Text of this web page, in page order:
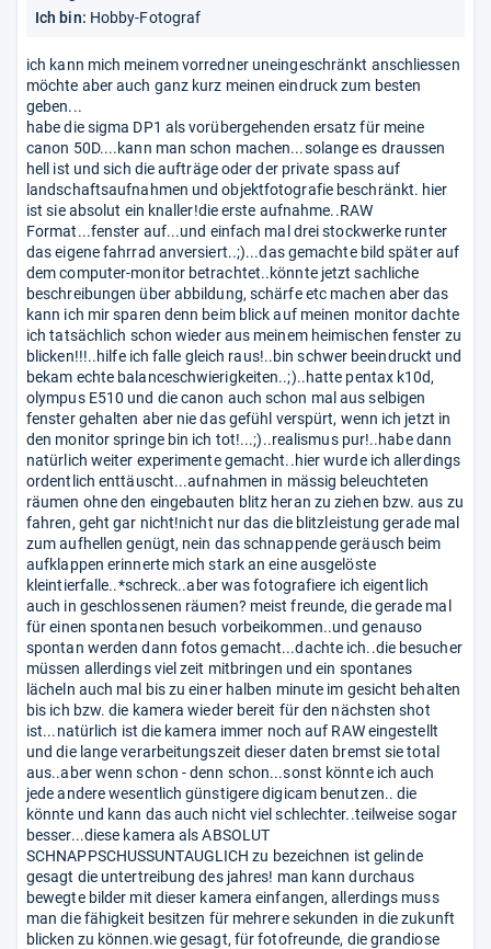
Ich bin: Hobby-Fotograf
ich kann mich meinem vorredner uneingeschränkt anschliessen
möchte aber auch ganz kurz meinen eindruck zum besten
geben...
habe die sigma DP1 als vorübergehenden ersatz für meine
canon 50D....kann man schon machen...solange es draussen
hell ist und sich die aufträge oder der private spass auf
landschaftsaufnahmen und objektfotografie beschränkt. hier
ist sie absolut ein knaller!die erste aufnahme..RAW
Format...fenster auf...und einfach mal drei stockwerke runter
das eigene fahrrad anversiert..;)...das gemachte bild später auf
dem computer-monitor betrachtet..könnte jetzt sachliche
beschreibungen über abbildung, schärfe etc machen aber das
kann ich mir sparen denn beim blick auf meinen monitor dachte
ich tatsächlich schon wieder aus meinem heimischen fenster zu
blicken!!!..hilfe ich falle gleich raus!..bin schwer beeindruckt und
bekam echte balanceschwierigkeiten..;)..hatte pentax k10d,
olympus E510 und die canon auch schon mal aus selbigen
fenster gehalten aber nie das gefühl verspürt, wenn ich jetzt in
den monitor springe bin ich tot!...;)..realismus pur!..habe dann
natürlich weiter experimente gemacht..hier wurde ich allerdings
ordentlich enttäuscht...aufnahmen in mässig beleuchteten
räumen ohne den eingebauten blitz heran zu ziehen bzw. aus zu
fahren, geht gar nicht!nicht nur das die blitzleistung gerade mal
zum aufhellen genügt, nein das schnappende geräusch beim
aufklappen erinnerte mich stark an eine ausgelöste
kleintierfalle..*schreck..aber was fotografiere ich eigentlich
auch in geschlossenen räumen? meist freunde, die gerade mal
für einen spontanen besuch vorbeikommen..und genauso
spontan werden dann fotos gemacht...dachte ich..die besucher
müssen allerdings viel zeit mitbringen und ein spontanes
lächeln auch mal bis zu einer halben minute im gesicht behalten
bis ich bzw. die kamera wieder bereit für den nächsten shot
ist...natürlich ist die kamera immer noch auf RAW eingestellt
und die lange verarbeitungszeit dieser daten bremst sie total
aus..aber wenn schon - denn schon...sonst könnte ich auch
jede andere wesentlich günstigere digicam benutzen.. die
könnte und kann das auch nicht viel schlechter..teilweise sogar
besser...diese kamera als ABSOLUT
SCHNAPPSCHUSSUNTAUGLICH zu bezeichnen ist gelinde
gesagt die untertreibung des jahres! man kann durchaus
bewegte bilder mit dieser kamera einfangen, allerdings muss
man die fähigkeit besitzen für mehrere sekunden in die zukunft
blicken zu können.wie gesagt, für fotofreunde, die grandiose